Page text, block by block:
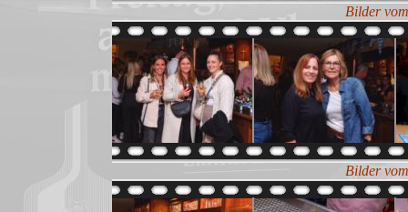
Bilder
Bilder